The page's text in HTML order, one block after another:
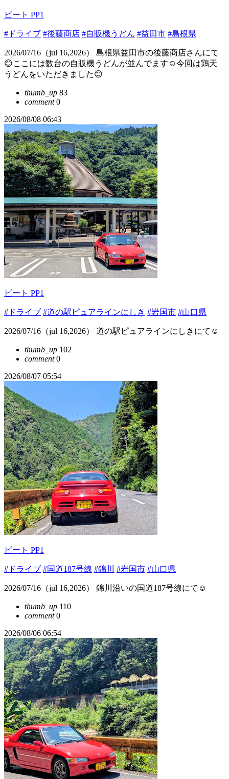
ビート PP1
#ドライブ #後藤商店 #自販機うどん #益田市 #島根県
2026/07/16（jul 16,2026） 島根県益田市の後藤商店さんにて
😊ここには数台の自販機うどんが並んでます☺️今回は鶏天
うどんをいただきました😊
thumb_up 83
comment0
2026/08/08 06:43
ビート PP1
#ドライブ #道の駅ピュアラインにしき #岩国市 #山口県
2026/07/16（jul 16,2026） 道の駅ピュアラインにしきにて☺️
thumb_up 102
comment0
2026/08/07 05:54
ビート PP1
#ドライブ #国道187号線 #錦川 #岩国市 #山口県
2026/07/16（jul 16,2026） 錦川沿いの国道187号線にて☺️
thumb_up 110
comment0
2026/08/06 06:54